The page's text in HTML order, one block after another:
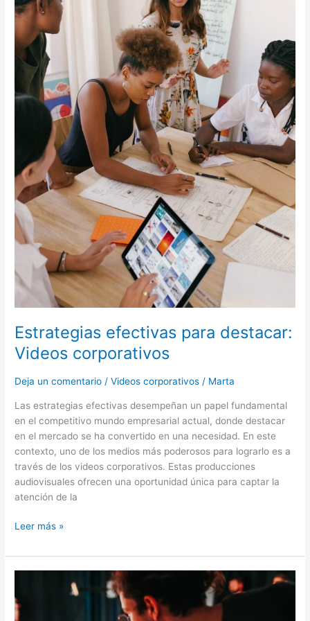
Estrategias efectivas para destacar:
Videos corporativos
Deja un comentario /Videos corporativos / Marta
Las estrategias efectivas desempeñan un papel fundamental
en el competitivo mundo empresarial actual, donde destacar
en el mercado se ha convertido en una necesidad. En este
contexto, uno de los medios más poderosos para lograrlo es a
través de los videos corporativos. Estas producciones
audiovisuales ofrecen una oportunidad única para captar la
atención de la
Leer más »
para